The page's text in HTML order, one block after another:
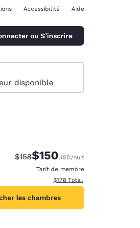
Accessibilité Aide
ou S’inscrire
disponible
Tarif barré :
$158Tarif réduit :
$150USD/nuit
Tarif de membre
Afficher les détails totaux
$178 Total
les chambres